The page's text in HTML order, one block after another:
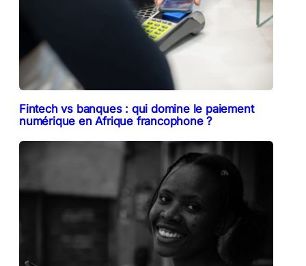
Fintech vs banques : qui domine le paiement
numérique en Afrique francophone ?